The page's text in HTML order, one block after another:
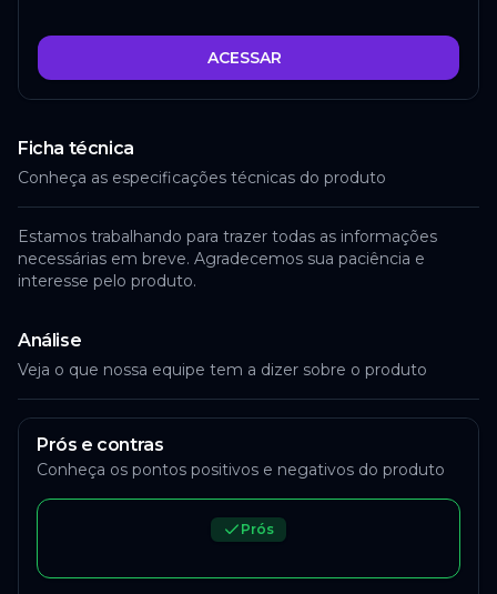
ACESSAR
Ficha técnica
Conheça as especificações técnicas do produto
Estamos trabalhando para trazer todas as informações
necessárias em breve. Agradecemos sua paciência e
interesse pelo produto.
Análise
Veja o que nossa equipe tem a dizer sobre o produto
Prós e contras
Conheça os pontos positivos e negativos do produto
Prós